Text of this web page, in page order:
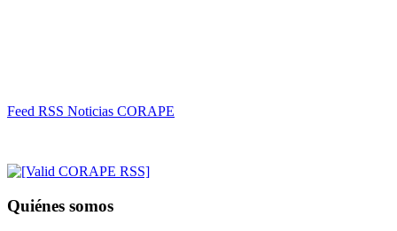
Feed RSS Noticias CORAPE
Quiénes somos